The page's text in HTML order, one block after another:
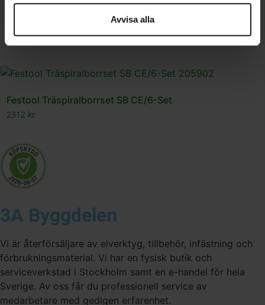
Avvisa alla
Festool Träspiralborr SB CE D6
Festool Träspiralborrset SB CE/6-Set
2312 kr
3A Byggdelen
Vi är återförsäljare av elverktyg, tillbehör, infästning och
förbrukningsmaterial. Vi har en fysisk butik och
serviceverkstad i Stockholm samt en e-handel för hela
Sverige. Av oss får du professionell service av
medarbetare med gedigen erfarenhet.